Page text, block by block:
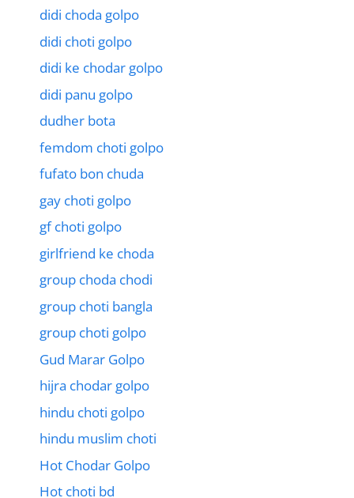
didi choda golpo
didi choti golpo
didi ke chodar golpo
didi panu golpo
dudher bota
femdom choti golpo
fufato bon chuda
gay choti golpo
gf choti golpo
girlfriend ke choda
group choda chodi
group choti bangla
group choti golpo
Gud Marar Golpo
hijra chodar golpo
hindu choti golpo
hindu muslim choti
Hot Chodar Golpo
Hot choti bd